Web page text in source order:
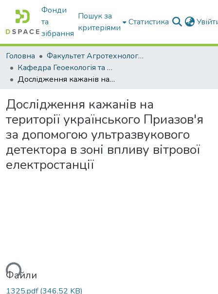
Фонди
та
зібрання
Пошук за
критеріями
Статистика
Головна
Факультет Агротехнологій та екології
Кафедра Геоекологія та землеустрій
Дослідження кажанів на території українського Приазов'я за допомогою ультразвукового детектора в зоні впливу вітрової електростанції
Дослідження кажанів на
території українського Приазов'я
за допомогою ультразвукового
детектора в зоні впливу вітрової
електростанції
Файли
1325.pdf(346.52 KB)